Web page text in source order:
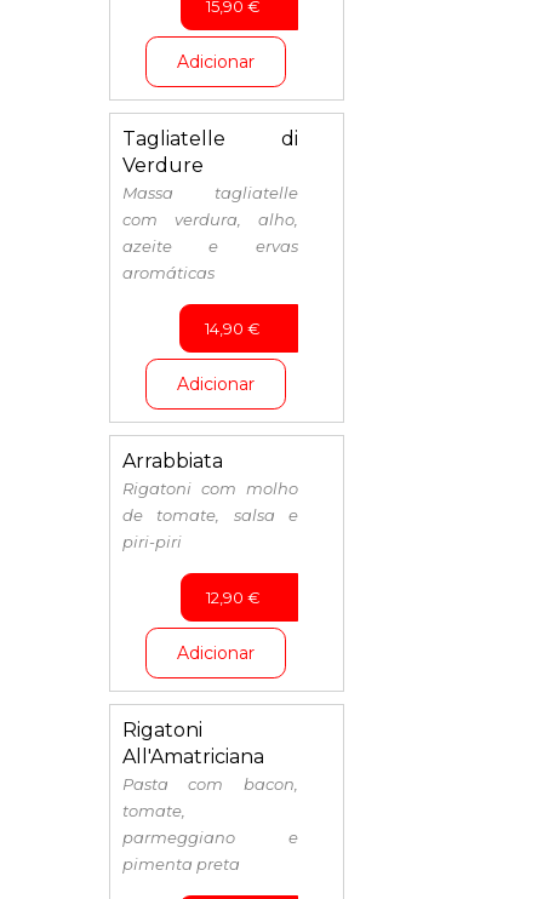
15,90 €
Adicionar
Tagliatelle di
Verdure
Massa tagliatelle
com verdura, alho,
azeite e ervas
aromáticas
14,90 €
Adicionar
Arrabbiata
Rigatoni com molho
de tomate, salsa e
piri-piri
12,90 €
Adicionar
Rigatoni
All'Amatriciana
Pasta com bacon,
tomate,
parmeggiano e
pimenta preta